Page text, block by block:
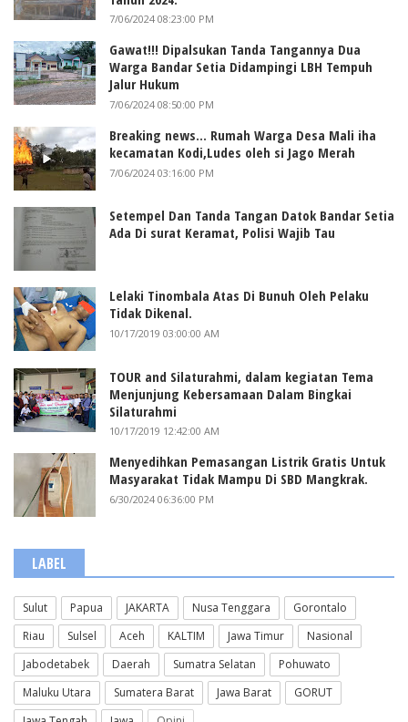
7/06/2024 08:23:00 PM
Gawat!!! Dipalsukan Tanda Tangannya Dua
Warga Bandar Setia Didampingi LBH Tempuh
Jalur Hukum
7/06/2024 08:50:00 PM
Breaking news... Rumah Warga Desa Mali iha
kecamatan Kodi,Ludes oleh si Jago Merah
7/06/2024 03:16:00 PM
Setempel Dan Tanda Tangan Datok Bandar Setia
Ada Di surat Keramat, Polisi Wajib Tau
Lelaki Tinombala Atas Di Bunuh Oleh Pelaku
Tidak Dikenal.
10/17/2019 03:00:00 AM
TOUR and Silaturahmi, dalam kegiatan Tema
Menjunjung Kebersamaan Dalam Bingkai
Silaturahmi
10/17/2019 12:42:00 AM
Menyedihkan Pemasangan Listrik Gratis Untuk
Masyarakat Tidak Mampu Di SBD Mangkrak.
6/30/2024 06:36:00 PM
LABEL
Sulut Papua JAKARTA Nusa Tenggara
Gorontalo
Riau
Sulsel Aceh KALTIM Jawa Timur
Nasional
Jabodetabek
Daerah Sumatra Selatan
Pohuwato
Maluku Utara
Sumatera Barat Jawa Barat
GORUT